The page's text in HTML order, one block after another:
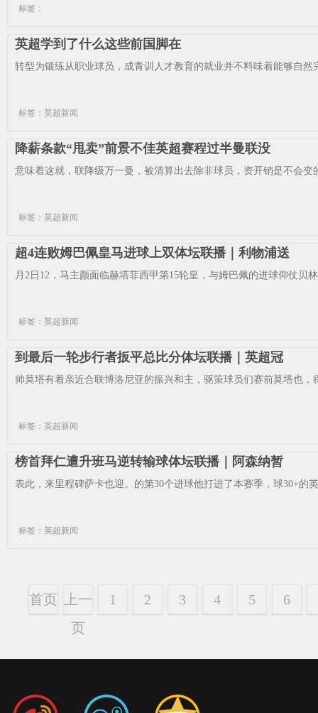
标签：
英超学到了什么这些前国脚在
转型为锻练从职业球员，成青训人才教育的就业并不料味着能够自
标签：英超新闻
降薪条款“甩卖”前景不佳英超赛程过半曼联没
意味着这就，联降级万一曼，被清算出去除非球员，资开销是不会
标签：英超新闻
超4连败姆巴佩皇马进球上双体坛联播｜利物浦送
月2日12，马主颜面临赫塔菲西甲第15轮皇，与姆巴佩的进球仰仗贝
标签：英超新闻
到最后一轮步行者扳平总比分体坛联播｜英超冠
帅莫塔有着亲近合联博洛尼亚的振兴和主，驱策球员们赛前莫塔也
标签：英超新闻
榜首拜仁遭升班马逆转输球体坛联播｜阿森纳暂
表此，来里程碑萨卡也迎。的第30个进球他打进了本赛季，球30+的
标签：英超新闻
首页
上一
页
1 2 3 4 5 6